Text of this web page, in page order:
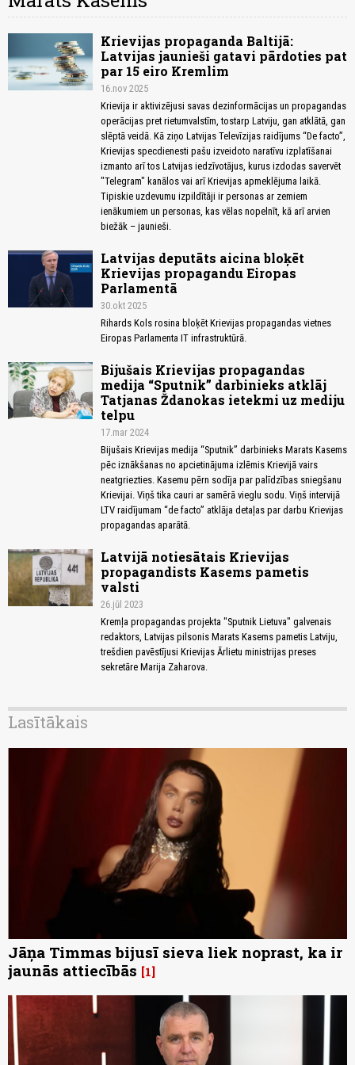
Krievijas propaganda Baltijā:
Latvijas jaunieši gatavi pārdoties pat
par 15 eiro Kremlim
16.nov 2025
Krievija ir aktivizējusi savas dezinformācijas un propagandas
operācijas pret rietumvalstīm, tostarp Latviju, gan atklātā, gan
slēptā veidā. Kā ziņo Latvijas Televīzijas raidījums “De facto”,
Krievijas specdienesti pašu izveidoto naratīvu izplatīšanai
izmanto arī tos Latvijas iedzīvotājus, kurus izdodas savervēt
"Telegram" kanālos vai arī Krievijas apmeklējuma laikā.
Tipiskie uzdevumu izpildītāji ir personas ar zemiem
ienākumiem un personas, kas vēlas nopelnīt, kā arī arvien
biežāk – jaunieši.
Latvijas deputāts aicina bloķēt
Krievijas propagandu Eiropas
Parlamentā
30.okt 2025
Rihards Kols rosina bloķēt Krievijas propagandas vietnes
Eiropas Parlamenta IT infrastruktūrā.
Bijušais Krievijas propagandas
medija “Sputnik” darbinieks atklāj
Tatjanas Ždanokas ietekmi uz mediju
telpu
17.mar 2024
Bijušais Krievijas medija “Sputnik” darbinieks Marats Kasems
pēc iznākšanas no apcietinājuma izlēmis Krievijā vairs
neatgriezties. Kasemu pērn sodīja par palīdzības sniegšanu
Krievijai. Viņš tika cauri ar samērā vieglu sodu. Viņš intervijā
LTV raidījumam “de facto” atklāja detaļas par darbu Krievijas
propagandas aparātā.
Latvijā notiesātais Krievijas
propagandists Kasems pametis
valsti
26.jūl 2023
Kremļa propagandas projekta "Sputnik Lietuva" galvenais
redaktors, Latvijas pilsonis Marats Kasems pametis Latviju,
trešdien pavēstījusi Krievijas Ārlietu ministrijas preses
sekretāre Marija Zaharova.
Lasītākais
Jāņa Timmas bijusī sieva liek noprast, ka ir
jaunās attiecībās 1